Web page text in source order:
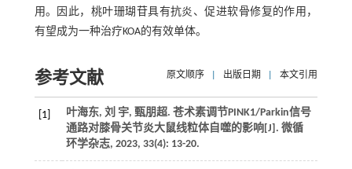
用。因此，桃叶珊瑚苷具有抗炎、促进软骨修复的作用，
有望成为一种治疗KOA的有效单体。
参考文献 原文顺序 出版日期 本文引用
[1]
叶海东, 刘 宇, 甄朋超. 苍术素调节PINK1/Parkin信号
通路对膝骨关节炎大鼠线粒体自噬的影响[J]. 微循
环学杂志, 2023, 33(4): 13-20.